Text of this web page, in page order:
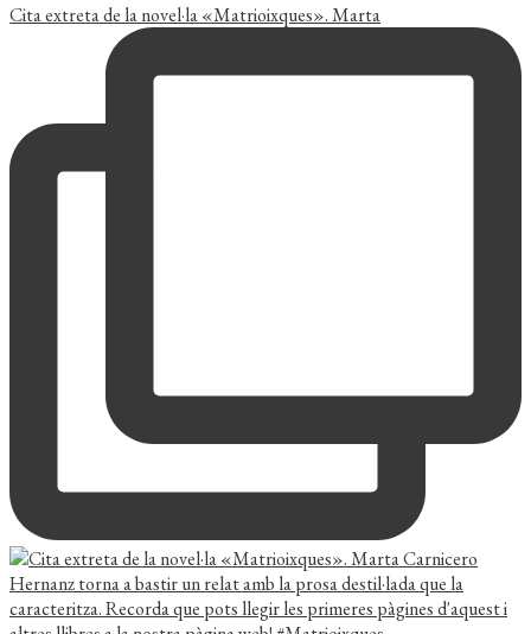
Cita extreta de la novel·la «Matrioixques». Marta